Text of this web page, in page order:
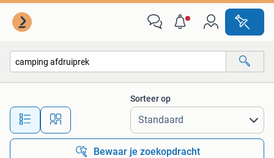
Alle afstanden…
Sorteer op
Bewaar je zoekopdracht